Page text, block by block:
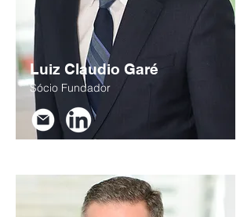
Luiz Claudio Garé
Sócio Fundador